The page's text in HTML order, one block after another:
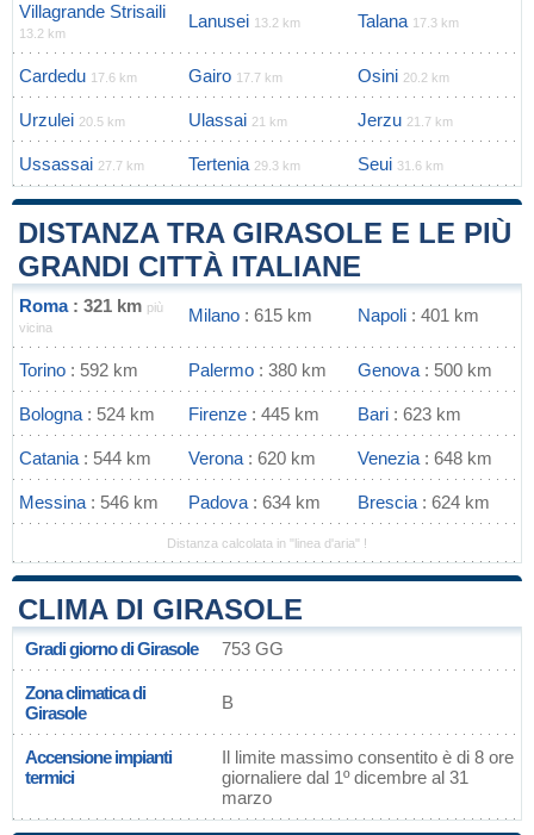
Villagrande Strisaili
13.2 km
Lanusei 13.2 km Talana 17.3 km
Cardedu 17.6 km Gairo 17.7 km Osini 20.2 km
Urzulei 20.5 km Ulassai 21 km Jerzu 21.7 km
Ussassai 27.7 km Tertenia 29.3 km Seui 31.6 km
DISTANZA TRA GIRASOLE E LE PIÙ
GRANDI CITTÀ ITALIANE
Roma: 321 km più
vicina
Milano : 615 km Napoli : 401 km
Torino : 592 km Palermo : 380 km Genova : 500 km
Bologna : 524 km Firenze : 445 km Bari : 623 km
Catania : 544 km Verona : 620 km Venezia : 648 km
Messina : 546 km Padova : 634 km Brescia : 624 km
Distanza calcolata in "linea d'aria" !
CLIMA DI GIRASOLE
Gradi giorno di Girasole 753 GG
Zona climatica di
Girasole
B
Accensione impianti
termici
Il limite massimo consentito è di 8 ore
giornaliere dal 1º dicembre al 31
marzo